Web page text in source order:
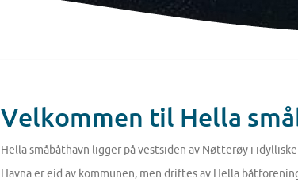
Velkommen til Hella
Hella småbåthavn ligger på vestsiden av Nøtterøy i
Havna er eid av kommunen, men driftes av Hella